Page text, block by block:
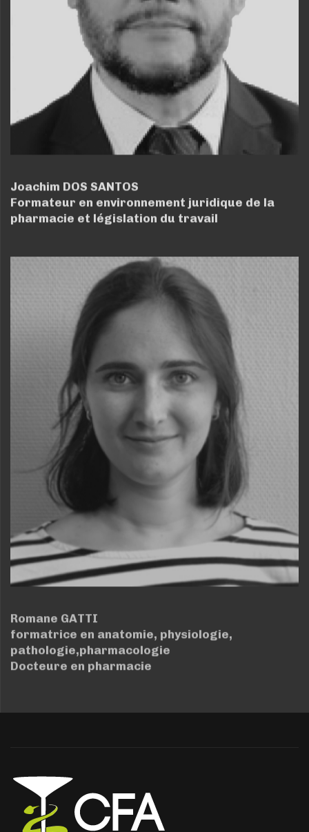
Joachim DOS SANTOS
Formateur en environnement juridique de la
pharmacie et législation du travail
formatrice en anatomie, physiologie,
pathologie,pharmacologie
Docteure en pharmacie